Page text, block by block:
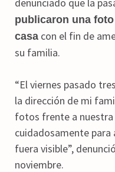
publicaron una
casa con el fin de
su familia.
“El viernes pasado
la dirección de mi
fotos frente a nuestra
cuidadosamente para
fuera visible”,
noviembre.